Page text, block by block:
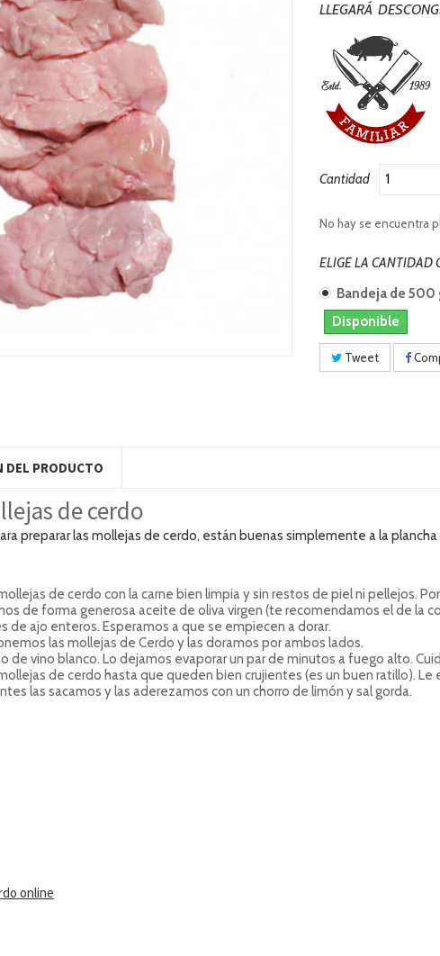
LLEGARÁ
Cantidad
No hay se encuentra
ELIGE LA CANTIDAD
Bandeja de 500
Disponible
Tweet
DEL PRODUCTO
de cerdo
preparar las mollejas de cerdo, están buenas simplemente a la
de cerdo con la carne bien limpia y sin restos de piel ni pellejos.
de forma generosa aceite de oliva virgen (te recomendamos el de la
de ajo enteros. Esperamos a que se empiecen a dorar.
las mollejas de Cerdo y las doramos por ambos lados.
de vino blanco. Lo dejamos evaporar un par de minutos a fuego alto.
de cerdo hasta que queden bien crujientes (es un buen ratillo). Le
las sacamos y las aderezamos con un chorro de limón y sal gorda.
online